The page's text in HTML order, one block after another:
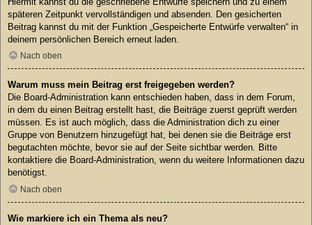
späteren Zeitpunkt vervollständigen und absenden. Den gesicherten
Beitrag kannst du mit der Funktion „Gespeicherte Entwürfe verwalten“ in
deinem persönlichen Bereich erneut laden.
Nach oben
Warum muss mein Beitrag erst freigegeben werden?
Die Board-Administration kann entschieden haben, dass in dem Forum,
in dem du einen Beitrag erstellt hast, die Beiträge zuerst geprüft werden
müssen. Es ist auch möglich, dass die Administration dich zu einer
Gruppe von Benutzern hinzugefügt hat, bei denen sie die Beiträge erst
begutachten möchte, bevor sie auf der Seite sichtbar werden. Bitte
kontaktiere die Board-Administration, wenn du weitere Informationen dazu
benötigst.
Nach oben
Wie markiere ich ein Thema als neu?